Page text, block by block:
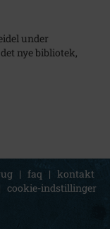
under
nye bibliotek,
| faq | kontakt
cookie-indstillinger